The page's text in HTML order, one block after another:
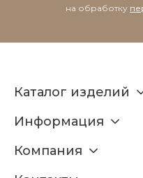
на обработку
Каталог изделий
Информация
Компания